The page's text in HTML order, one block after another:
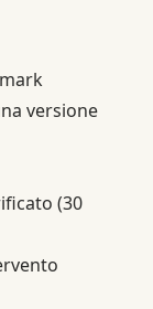
versione
(30